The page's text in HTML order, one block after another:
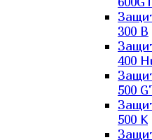
300 B
400
500
500 K